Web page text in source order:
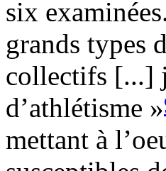
six
grands types
collectifs [...]
d’athlétisme »
mettant à